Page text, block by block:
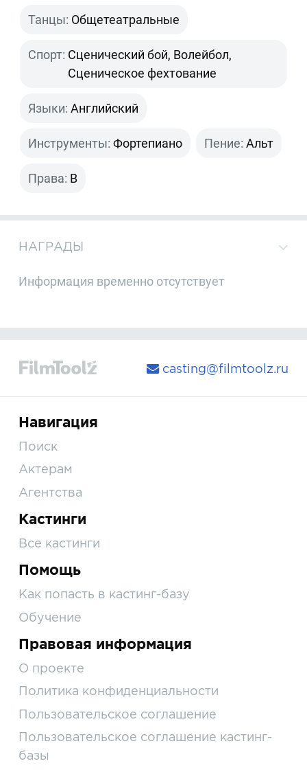
Танцы: Общетеатральные
Спорт: Сценический бой, Волейбол,
Сценическое фехтование
Языки: Английский
Инструменты: Фортепиано Пение: Альт
Права: B
НАГРАДЫ
Информация временно отсутствует
casting@filmtoolz.ru
Навигация
Поиск
Актерам
Агентства
Кастинги
Все кастинги
Помощь
Как попасть в кастинг-базу
Обучение
Правовая информация
О проекте
Политика конфиденциальности
Пользовательское соглашение
Пользовательское соглашение кастинг-
базы